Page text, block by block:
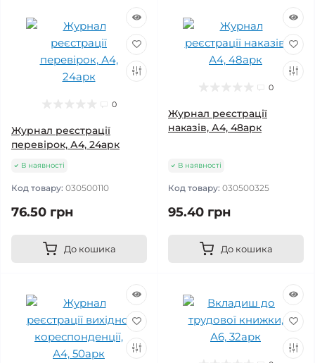
0
Журнал реєстрації
перевірок, А4, 24арк
В наявності
Код товару: 030500110
76.50 грн
До кошика
0
Журнал реєстрації
наказів, А4, 48арк
В наявності
Код товару: 030500325
95.40 грн
До кошика